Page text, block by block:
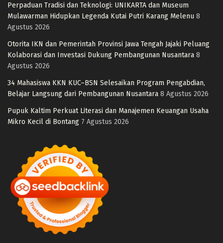
Perpaduan Tradisi dan Teknologi: UNIKARTA dan Museum
Mulawarman Hidupkan Legenda Kutai Putri Karang Melenu 8
Agustus 2026
Otorita IKN dan Pemerintah Provinsi Jawa Tengah Jajaki Peluang
Kolaborasi dan Investasi Dukung Pembangunan Nusantara 8
Agustus 2026
34 Mahasiswa KKN KUC–BSN Selesaikan Program Pengabdian,
Belajar Langsung dari Pembangunan Nusantara 8 Agustus 2026
Pupuk Kaltim Perkuat Literasi dan Manajemen Keuangan Usaha
Mikro Kecil di Bontang 7 Agustus 2026